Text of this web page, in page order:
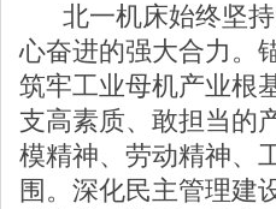
北一机床始终坚持
心奋进的强大合力。
筑牢工业母机产业根
支高素质、敢担当的
模精神、劳动精神、
围。深化民主管理建